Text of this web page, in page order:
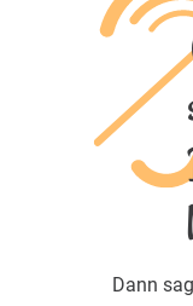
Dann